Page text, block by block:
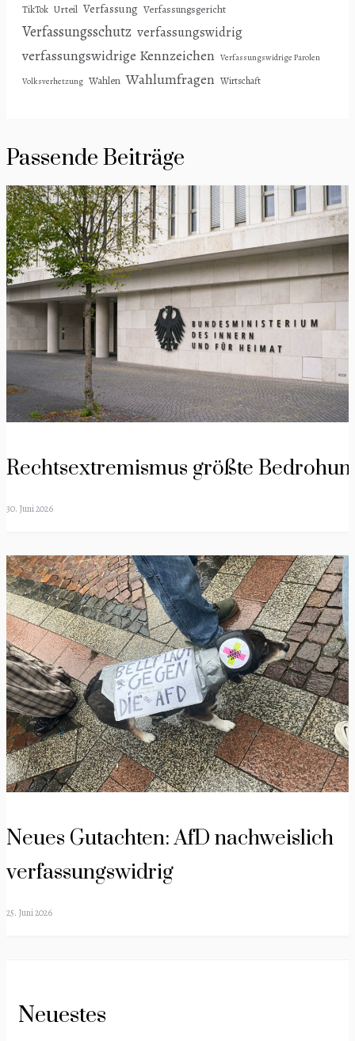
TikTok Urteil Verfassung Verfassungsgericht
Verfassungsschutz verfassungswidrig
verfassungswidrige Kennzeichen Verfassungswidrige Parolen
Volksverhetzung Wahlen Wahlumfragen Wirtschaft
Passende Beiträge
Rechtsextremismus größte
30. Juni 2026
Neues Gutachten: AfD nachweislich
verfassungswidrig
25. Juni 2026
Neuestes